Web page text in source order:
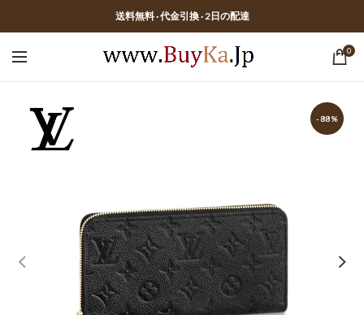
送料無料 · 代金引換 · 2日の配達
0
-88%